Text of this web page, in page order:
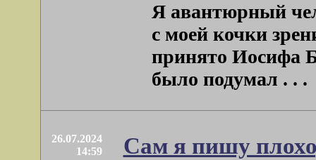
Я авантюрный
с моей кочки
принято Иосифа
было подумал . . .
26.07.2024
14:59
Сам я пишу